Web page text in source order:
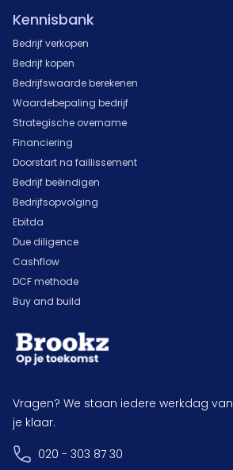
Kennisbank
Bedrijf verkopen
Bedrijf kopen
Bedrijfswaarde berekenen
Waardebepaling bedrijf
Strategische overname
Financiering
Doorstart na faillissement
Bedrijf beëindigen
Bedrijfsopvolging
Ebitda
Due diligence
Cashflow
DCF methode
Buy and build
Vragen? We staan iedere werkdag van
je klaar.
020 - 303 87 30